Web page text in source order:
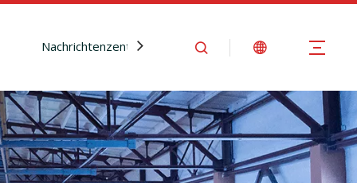
Nachrichtenzentrum Kontaktiere uns